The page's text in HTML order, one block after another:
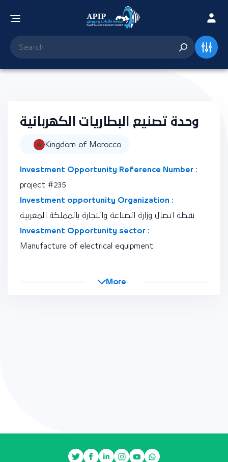
وحدة تصنيع البطاريات الكهربائية
Kingdom of Morocco
Investment Opportunity Reference Number :
project #235
Investment opportunity Organization :
نقطة اتصال وزارة الصناعة والتجارة بالمملكة المغربية
Investment Opportunity sector :
Manufacture of electrical equipment
More